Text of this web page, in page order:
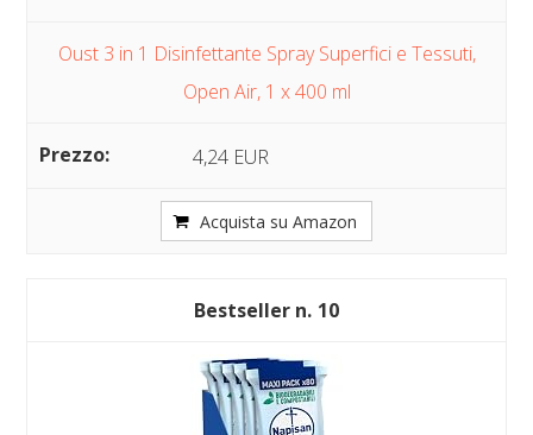
Oust 3 in 1 Disinfettante Spray Superfici e Tessuti,
Open Air, 1 x 400 ml
4,24 EUR
Acquista su Amazon
10